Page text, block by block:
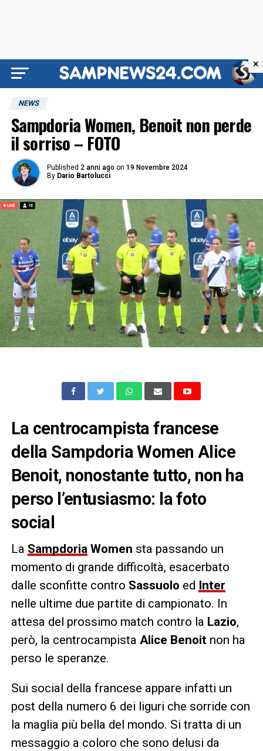
NEWS
Sampdoria Women, Benoit non perde
il sorriso – FOTO
Published 2 anni ago on 19 Novembre 2024
By Dario Bartolucci
La centrocampista francese
della Sampdoria Women Alice
Benoit, nonostante tutto, non ha
perso l’entusiasmo: la foto
social
La SampdoriaWomen sta passando un
momento di grande difficoltà, esacerbato
dalle sconfitte contro Sassuolo ed Inter
nelle ultime due partite di campionato. In
attesa del prossimo match contro la Lazio,
però, la centrocampista Alice Benoitnon ha
perso le speranze.
Sui social della francese appare infatti un
post della numero 6 dei liguri che sorride con
la maglia più bella del mondo. Si tratta di un
messaggio a coloro che sono delusi da
×